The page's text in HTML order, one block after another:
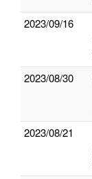
2023/09/16
2023/08/30
2023/08/21